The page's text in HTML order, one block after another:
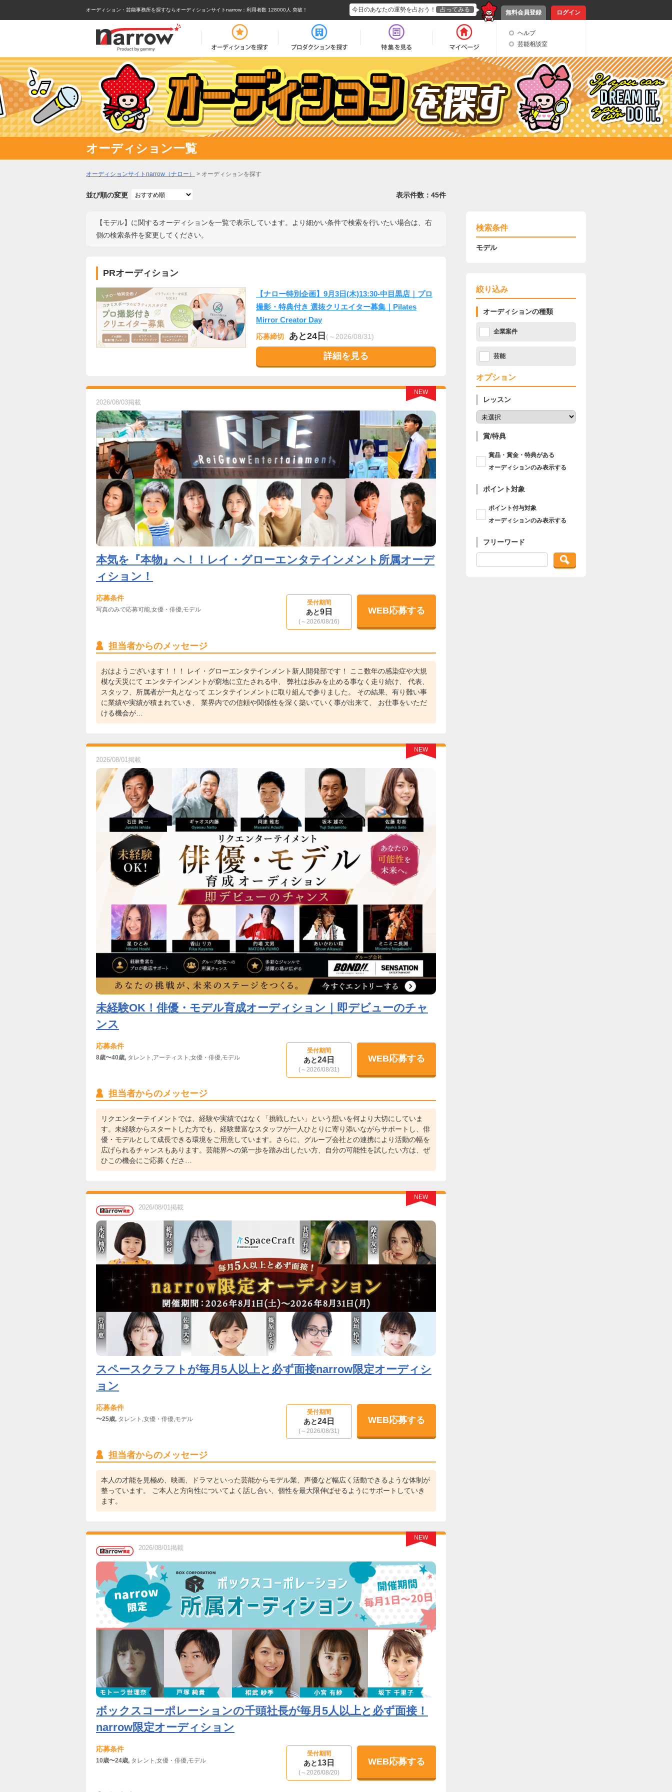
オーディション・芸能事務所を探すならオーディションサイトnarrow ：利用者数 128000人 突破！ 無料会員登録 ログイン
今日のあなたの運勢を占おう！ 占ってみる
ヘルプ
芸能相談室
オーディション一覧
オーディションサイトnarrow（ナロー） > オーディションを探す
並び順の変更 表示件数：45件
【モデル】に関するオーディションを一覧で表示しています。より細かい条件で検索を行いたい場合は、右
側の検索条件を変更してください。
PRオーディション
【ナロー特別企画】9月3日(木)13:30-中目黒店｜プロ
撮影・特典付き 選抜クリエイター募集｜Pilates
Mirror Creator Day
応募締切 あと24日 (～2026/08/31)
詳細を見る
NEW
2026/08/03掲載
本気を『本物』へ！！レイ・グローエンタテインメント所属オーデ
ィション！
応募条件
写真のみで応募可能,女優・俳優,モデル
受付期間
あと9日
(～2026/08/16)
WEB応募する
担当者からのメッセージ
おはようございます！！！ レイ・グローエンタテインメント新人開発部です！ ここ数年の感染症や大規
模な天災にて エンタテインメントが窮地に立たされる中、 弊社は歩みを止める事なく走り続け、 代表、
スタッフ、所属者が一丸となって エンタテインメントに取り組んで参りました。 その結果、有り難い事
に業績や実績が積まれていき、 業界内での信頼や関係性を深く築いていく事が出来て、 お仕事をいただ
ける機会が…
NEW
2026/08/01掲載
未経験OK！俳優・モデル育成オーディション｜即デビューのチャ
ンス
応募条件
8歳〜40歳, タレント,アーティスト,女優・俳優,モデル
受付期間
あと24日
(～2026/08/31)
WEB応募する
担当者からのメッセージ
リクエンターテイメントでは、経験や実績ではなく「挑戦したい」という想いを何より大切にしていま
す。未経験からスタートした方でも、経験豊富なスタッフが一人ひとりに寄り添いながらサポートし、俳
優・モデルとして成長できる環境をご用意しています。さらに、グループ会社との連携により活動の幅を
広げられるチャンスもあります。芸能界への第一歩を踏み出したい方、自分の可能性を試したい方は、ぜ
ひこの機会にご応募くださ…
NEW
2026/08/01掲載
スペースクラフトが毎月5人以上と必ず面接narrow限定オーディシ
ョン
応募条件
〜25歳, タレント,女優・俳優,モデル
受付期間
あと24日
(～2026/08/31)
WEB応募する
担当者からのメッセージ
本人の才能を見極め、映画、ドラマといった芸能からモデル業、声優など幅広く活動できるような体制が
整っています。 ご本人と方向性についてよく話し合い、個性を最大限伸ばせるようにサポートしていき
ます。
NEW
2026/08/01掲載
ボックスコーポレーションの千頭社長が毎月5人以上と必ず面接！
narrow限定オーディション
応募条件
10歳〜24歳, タレント,女優・俳優,モデル
受付期間
あと13日
(～2026/08/20)
WEB応募する
検索条件
モデル
絞り込み
オーディションの種類
企業案件
芸能
オプション
レッスン
賞/特典
賞品・賞金・特典がある
オーディションのみ表示する
ポイント対象
ポイント付与対象
オーディションのみ表示する
フリーワード